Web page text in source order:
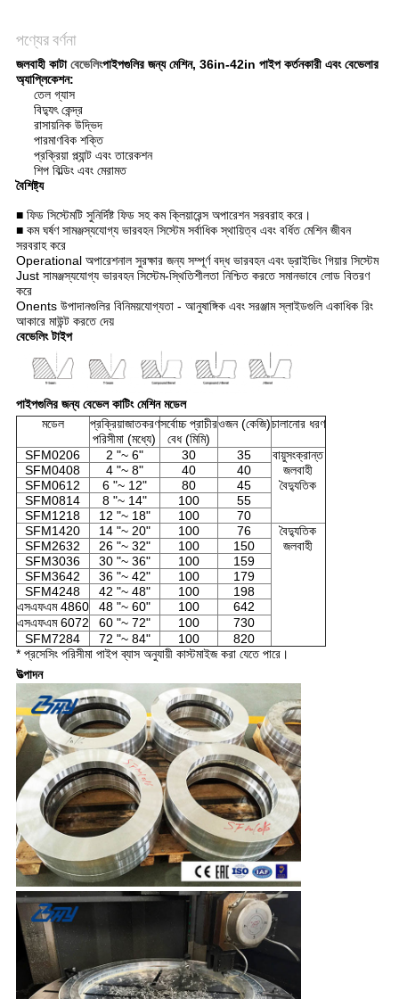
পণ্যের বর্ণনা
জলবাহী কাটাবেভেলিংপাইপগুলির জন্য মেশিন, 36in-42in পাইপ কর্তনকারী এবং বেভেলার
অ্যাপ্লিকেশন:
তেল গ্যাস
বিদ্যুৎ কেন্দ্র
রাসায়নিক উদ্ভিদ
পারমাণবিক শক্তি
প্রক্রিয়া প্ল্যান্ট এবং তারেকশন
শিপ বিল্ডিং এবং মেরামত
বৈশিষ্ট্য
■ ফিড সিস্টেমটি সুনির্দিষ্ট ফিড সহ কম ক্লিয়ারেন্স অপারেশন সরবরাহ করে।
■ কম ঘর্ষণ সামঞ্জস্যযোগ্য ভারবহন সিস্টেম সর্বাধিক স্থায়িত্ব এবং বর্ধিত মেশিন জীবন
সরবরাহ করে
Operational অপারেশনাল সুরক্ষার জন্য সম্পূর্ণ বদ্ধ ভারবহন এবং ড্রাইভিং গিয়ার সিস্টেম
Just সামঞ্জস্যযোগ্য ভারবহন সিস্টেম-স্থিতিশীলতা নিশ্চিত করতে সমানভাবে লোড বিতরণ
করে
Onents উপাদানগুলির বিনিময়যোগ্যতা - আনুষাঙ্গিক এবং সরঞ্জাম স্লাইডগুলি একাধিক রিং
আকারে মাউন্ট করতে দেয়
বেভেলিং টাইপ
পাইপগুলির জন্য বেভেল কাটিং মেশিনমডেল
মডেল
প্রক্রিয়াজাতকরণ
পরিসীমা (মধ্যে)
সর্বোচ্চ প্রাচীর
বেধ (মিমি)
ওজন (কেজি)চালানোর ধরণ
SFM0206 2 "~ 6" 30 35
বায়ুসংক্রান্ত
জলবাহী
বৈদ্যুতিক
SFM0408 4 "~ 8" 40
40
SFM0612
6 "~ 12" 80
45
SFM0814
8 "~ 14" 100
55
SFM1218
12 "~ 18" 100
70
SFM1420
14 "~ 20" 100 76
বৈদ্যুতিক
জলবাহী
SFM2632 26 "~ 32" 100
150
SFM3036
30 "~ 36" 100
159
SFM3642
36 "~ 42" 100
179
SFM4248
42 "~ 48" 100
198
এসএফএম 4860
48 "~ 60" 100
642
এসএফএম 6072
60 "~ 72" 100
730
SFM7284
72 "~ 84" 100
820
* প্রসেসিং পরিসীমা পাইপ ব্যাস অনুযায়ী কাস্টমাইজ করা যেতে পারে।
উত্পাদন